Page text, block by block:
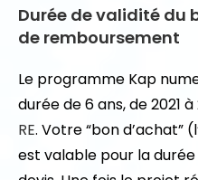
Durée de validité du
de remboursement
Le programme Kap
durée de 6 ans, de 2021 à
RE. Votre “bon d’achat”
est valable pour la